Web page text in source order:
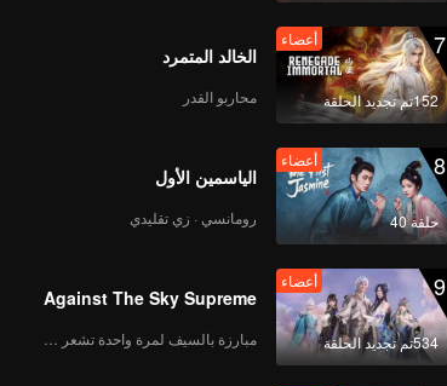
7
152تم تجديد الحلقة
أعضاء
الخالد المتمرد
محاربو القدر
8
حلقة 40
أعضاء
الياسمين الأول
رومانسي · زي تقليدي
9
534تم تجديد الحلقة
أعضاء
Against The Sky Supreme